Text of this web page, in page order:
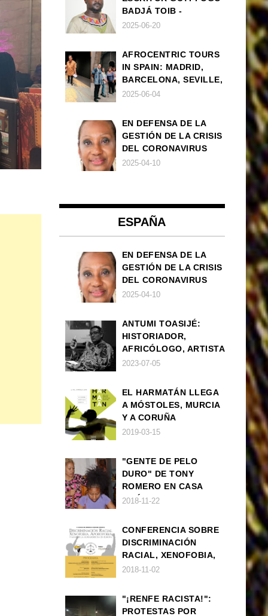
BADJÁ TOIB -
FRANCISCO
2025-06-20
AFROCENTRIC TOURS
IN SPAIN: MADRID,
BARCELONA, SEVILLE,
IBIZA
2025-06-04
EN DEFENSA DE LA
GESTIÓN DE LA CRISIS
DEL CORONAVIRUS
POR PARTE DEL
2025-04-10
ESPAÑA
EN DEFENSA DE LA
GESTIÓN DE LA CRISIS
DEL CORONAVIRUS
POR PARTE DEL
2025-04-10
ANTUMI TOASIJÉ:
HISTORIADOR,
AFRICÓLOGO, ARTISTA
2023-07-05
EL HARMATÁN LLEGA
A MÓSTOLES, MURCIA
Y A CORUÑA
2019-03-15
"GENTE DE PELO
DURO" DE TONY
ROMERO EN CASA
AMÉRICA
2018-11-22
CONFERENCIA SOBRE
DISCRIMINACIÓN
RACIAL, XENOFOBIA,
APOROFOBIA Y AUGE
2018-11-02
"¡RENFE RACISTA!":
PROTESTAS POR